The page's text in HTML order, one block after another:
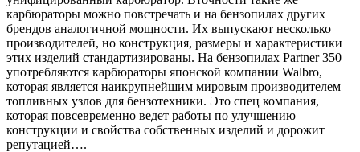
карбюраторы можно повстречать и на бензопилах других
брендов аналогичной мощности. Их выпускают несколько
производителей, но конструкция, размеры и характеристики
этих изделий стандартизированы. На бензопилах Partner 350
употребляются карбюраторы японской компании Walbro,
которая является наикрупнейшим мировым производителем
топливных узлов для бензотехники. Это спец компания,
которая повсевременно ведет работы по улучшению
конструкции и свойства собственных изделий и дорожит
репутацией….